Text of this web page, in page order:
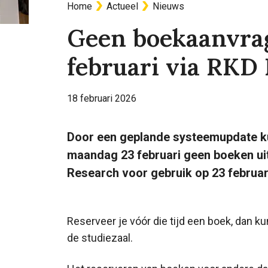
Home Actueel Nieuws
Geen
februari via RKD
18 februari 2026
Door een geplande systeemupdate
maandag 23 februari geen boeken
Research voor gebruik op 23
Reserveer je vóór die tijd een boek, dan
de studiezaal.